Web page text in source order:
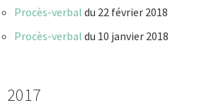
Procès-verbal du 22 février 2018
Procès-verbal du 10 janvier 2018
2017